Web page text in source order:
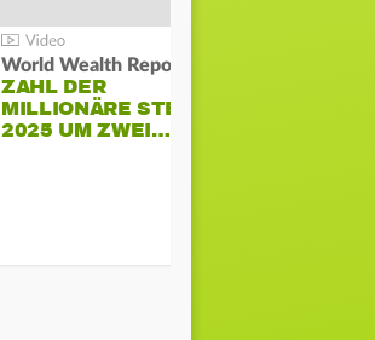
World Wealth Report:
ZAHL DER
MILLIONÄRE STEIGT
2025 UM ZWEI…